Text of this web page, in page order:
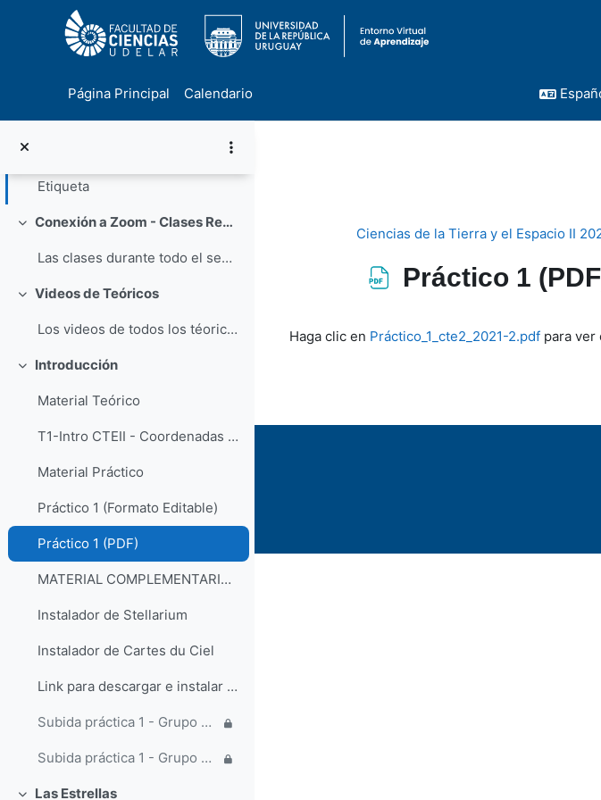
Página Principal Calendario
Entrega Primer Parcial - Grupo de la TARDE
Etiqueta
Colapsar Conexión a Zoom - Clases Remotas
Las clases durante todo el semestre serán en modal...
Colapsar
Videos de Teóricos
Los videos de todos los téoricos del curso están d...
Colapsar
Introducción
Material Teórico
T1-Intro CTEII - Coordenadas Celestes
Material Práctico
Práctico 1 (Formato Editable)
Práctico 1 (PDF)
MATERIAL COMPLEMENTARIO PRACTICA 1
Instalador de Stellarium
Instalador de Cartes du Ciel
Link para descargar e instalar TOPCAT
Subida práctica 1 - Grupo de la mañana
Subida práctica 1 - Grupo de la tarde
Las Estrellas
Ciencias de la Tierra y el Espacio II
Práctico 1
Haga clic en Práctico_1_cte2_2021-2.pdf para ver